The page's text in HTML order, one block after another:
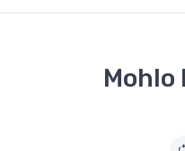
Mohlo